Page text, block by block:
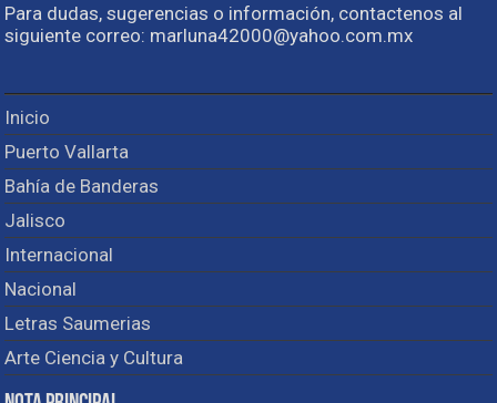
Para dudas, sugerencias o información, contactenos al
siguiente correo: marluna42000@yahoo.com.mx
Inicio
Puerto Vallarta
Bahía de Banderas
Jalisco
Internacional
Nacional
Letras Saumerias
Arte Ciencia y Cultura